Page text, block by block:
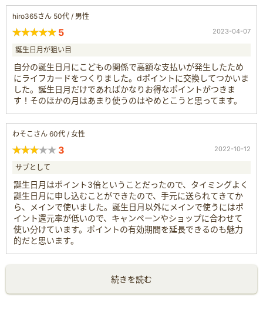
hiro365さん 50代 / 男性
5 2023-04-07
誕生日月が狙い目
自分の誕生日月にこどもの関係で高額な支払いが発生したため
にライフカードをつくりました。dポイントに交換してつかいま
した。誕生日月だけであればかなりお得なポイントがつきま
す！そのほかの月はあまり使うのはやめとこうと思ってます。
わそこさん 60代 / 女性
3 2022-10-12
サブとして
誕生日月はポイント3倍ということだったので、タイミングよく
誕生日月に申し込むことができたので、手元に送られてきてか
ら、メインで使いました。誕生日月以外にメインで使うにはポ
イント還元率が低いので、キャンペーンやショップに合わせて
使い分けています。ポイントの有効期間を延長できるのも魅力
的だと思います。
続きを読む